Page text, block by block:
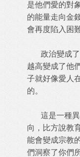
是他們愛的對
的能量走向金
會再度陷入困難
政治變成了
越高變成了他
子就好像愛人
的。
這是一種異
向，比方說教
能會變成宗教
們洞察了你們